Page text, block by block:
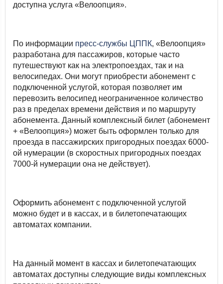
доступна услуга «Велоопция».
По информации пресс-службы ЦППК, «Велоопция»
разработана для пассажиров, которые часто
путешествуют как на электропоездах, так и на
велосипедах. Они могут приобрести абонемент с
подключенной услугой, которая позволяет им
перевозить велосипед неограниченное количество
раз в пределах времени действия и по маршруту
абонемента. Данный комплексный билет (абонемент
+ «Велоопция») может быть оформлен только для
проезда в пассажирских пригородных поездах 6000-
ой нумерации (в скоростных пригородных поездах
7000-й нумерации она не действует).
Оформить абонемент с подключенной услугой
можно будет и в кассах, и в билетопечатающих
автоматах компании.
На данный момент в кассах и билетопечатающих
автоматах доступны следующие виды комплексных